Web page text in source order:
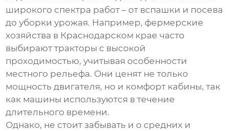
широкого спектра работ – от вспашки и посева
до уборки урожая. Например, фермерские
хозяйства в Краснодарском крае часто
выбирают тракторы с высокой
проходимостью, учитывая особенности
местного рельефа. Они ценят не только
мощность двигателя, но и комфорт кабины, так
как машины используются в течение
длительного времени.
Однако, не стоит забывать и о средних и